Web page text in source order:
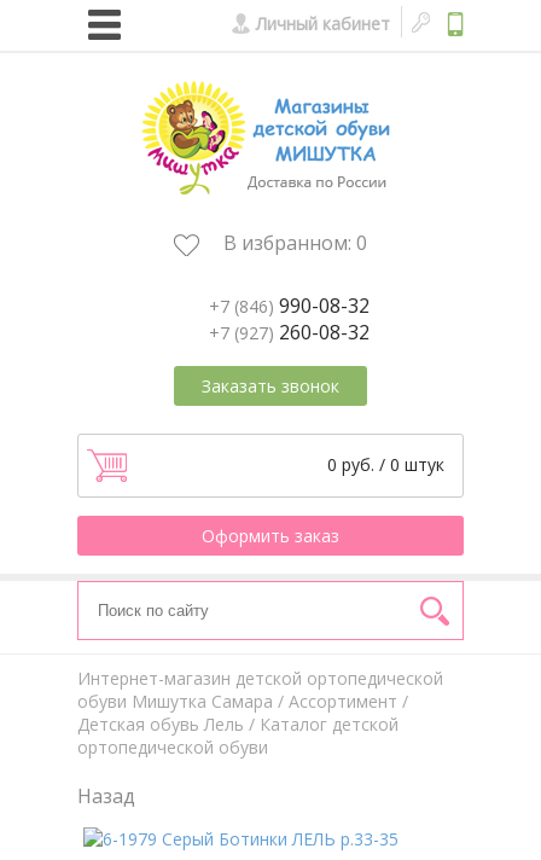
Личный кабинет
В избранном: 0
+7 (846) 990-08-32
+7 (927) 260-08-32
Заказать звонок
0 руб. / 0 штук
Оформить заказ
Интернет-магазин детской ортопедической
обуви Мишутка Самара / Aссортимент /
Детская обувь Лель / Каталог детской
ортопедической обуви
Назад